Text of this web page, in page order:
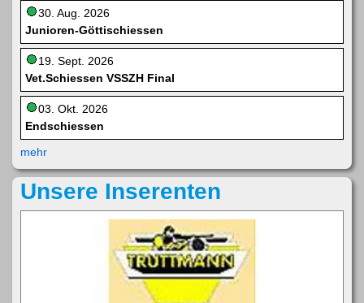
30. Aug. 2026
Junioren-Göttischiessen
19. Sept. 2026
Vet.Schiessen VSSZH Final
03. Okt. 2026
Endschiessen
mehr
Unsere Inserenten